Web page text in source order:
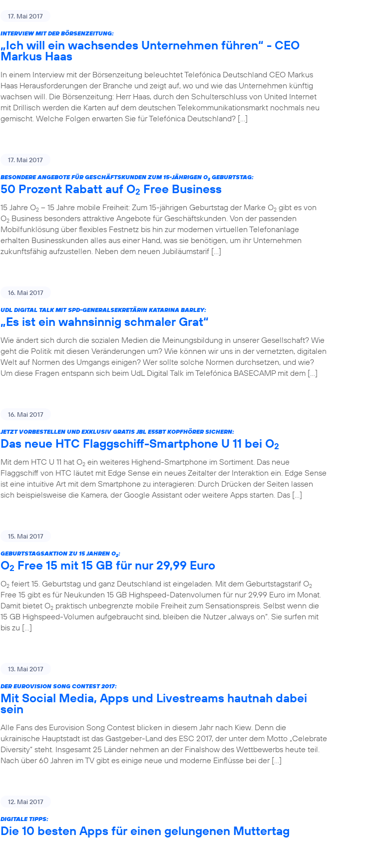
17. Mai 2017
INTERVIEW MIT DER BÖRSENZEITUNG:
„Ich will ein wachsendes Unternehmen führen“ - CEO
Markus Haas
In einem Interview mit der Börsenzeitung beleuchtet Telefónica Deutschland CEO Markus
Haas Herausforderungen der Branche und zeigt auf, wo und wie das Unternehmen künftig
wachsen will. Die Börsenzeitung: Herr Haas, durch den Schulterschluss von United Internet
mit Drillisch werden die Karten auf dem deutschen Telekommunikationsmarkt nochmals neu
gemischt. Welche Folgen erwarten Sie für Telefónica Deutschland? […]
17. Mai 2017
BESONDERE ANGEBOTE FÜR GESCHÄFTSKUNDEN ZUM 15-JÄHRIGEN O2 GEBURTSTAG:
50 Prozent Rabatt auf O2 Free Business
15 Jahre O2 – 15 Jahre mobile Freiheit: Zum 15-jährigen Geburtstag der Marke O2 gibt es von
O2 Business besonders attraktive Angebote für Geschäftskunden. Von der passenden
Mobilfunklösung über flexibles Festnetz bis hin zur modernen virtuellen Telefonanlage
erhalten Businesskunden alles aus einer Hand, was sie benötigen, um ihr Unternehmen
zukunftsfähig aufzustellen. Neben dem neuen Jubiläumstarif […]
16. Mai 2017
UDL DIGITAL TALK MIT SPD-GENERALSEKRETÄRIN KATARINA BARLEY:
„Es ist ein wahnsinnig schmaler Grat“
Wie ändert sich durch die sozialen Medien die Meinungsbildung in unserer Gesellschaft? Wie
geht die Politik mit diesen Veränderungen um? Wie können wir uns in der vernetzten, digitalen
Welt auf Normen des Umgangs einigen? Wer sollte solche Normen durchsetzen, und wie?
Um diese Fragen entspann sich beim UdL Digital Talk im Telefónica BASECAMP mit dem […]
16. Mai 2017
JETZT VORBESTELLEN UND EXKLUSIV GRATIS JBL E55BT KOPFHÖRER SICHERN:
Das neue HTC Flaggschiff-Smartphone U 11 bei O2
Mit dem HTC U 11 hat O2 ein weiteres Highend-Smartphone im Sortiment. Das neue
Flaggschiff von HTC läutet mit Edge Sense ein neues Zeitalter der Interaktion ein. Edge Sense
ist eine intuitive Art mit dem Smartphone zu interagieren: Durch Drücken der Seiten lassen
sich beispielsweise die Kamera, der Google Assistant oder weitere Apps starten. Das […]
15. Mai 2017
GEBURTSTAGSAKTION ZU 15 JAHREN O2:
O2 Free 15 mit 15 GB für nur 29,99 Euro
O2 feiert 15. Geburtstag und ganz Deutschland ist eingeladen. Mit dem Geburtstagstarif O2
Free 15 gibt es für Neukunden 15 GB Highspeed-Datenvolumen für nur 29,99 Euro im Monat.
Damit bietet O2 praktisch unbegrenzte mobile Freiheit zum Sensationspreis. Selbst wenn die
15 GB Highspeed-Volumen aufgebraucht sind, bleiben die Nutzer „always on“. Sie surfen mit
bis zu […]
13. Mai 2017
DER EUROVISION SONG CONTEST 2017:
Mit Social Media, Apps und Livestreams hautnah dabei
sein
Alle Fans des Eurovision Song Contest blicken in diesem Jahr nach Kiew. Denn die
ukrainische Hauptstadt ist das Gastgeber-Land des ESC 2017, der unter dem Motto „Celebrate
Diversity“ steht. Insgesamt 25 Länder nehmen an der Finalshow des Wettbewerbs heute teil.
Nach über 60 Jahren im TV gibt es einige neue und moderne Einflüsse bei der […]
12. Mai 2017
DIGITALE TIPPS:
Die 10 besten Apps für einen gelungenen Muttertag